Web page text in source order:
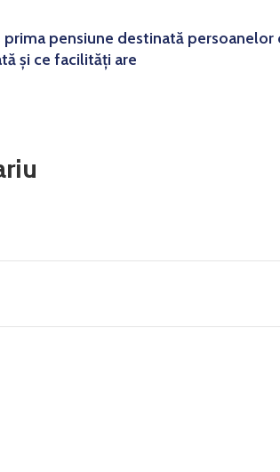
prima pensiune destinată persoanelor
şi ce facilităţi are